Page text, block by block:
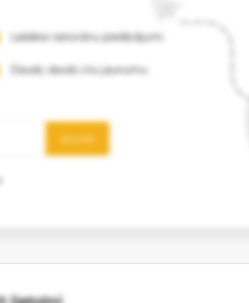
Labākie restorānu piedāvājumi
Daudz, daudz citu jaunumu
Abonēt